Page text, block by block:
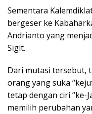
Sementara
bergeser ke
Andrianto yang
Sigit.
Dari mutasi tersebut,
orang yang suka
tetap dengan ciri “ke-
memilih perubahan